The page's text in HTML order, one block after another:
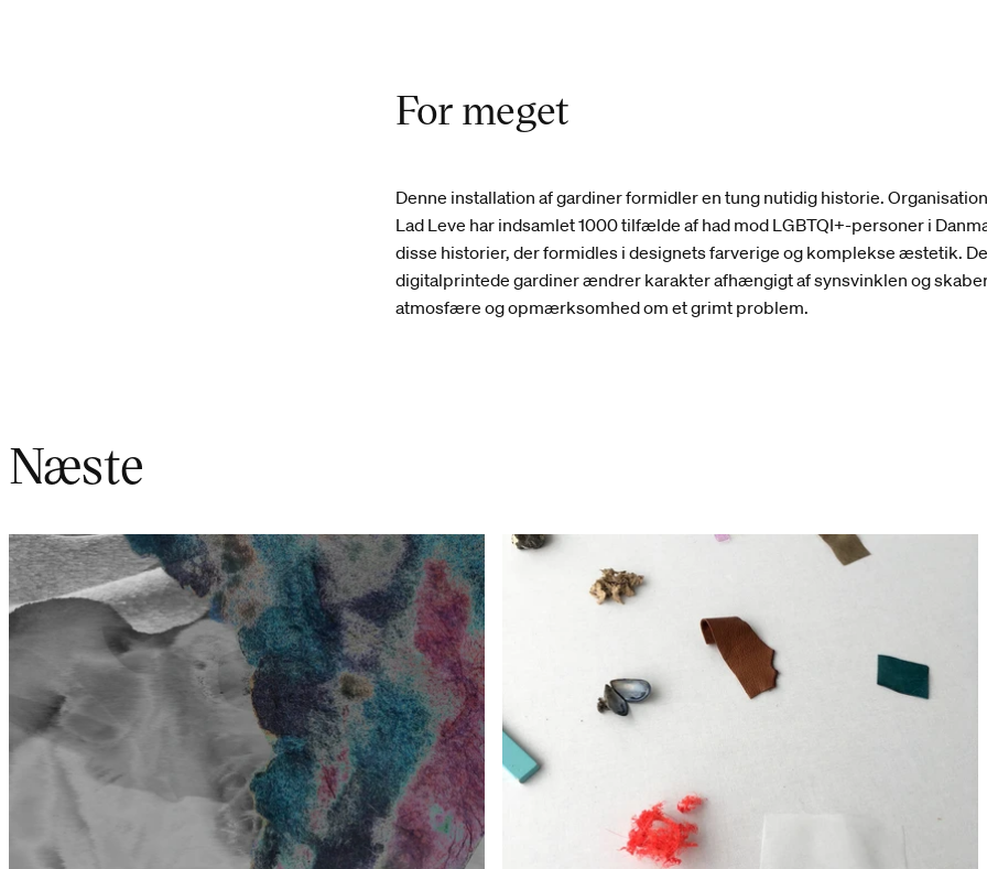
For meget
Denne installation af gardiner formidler en tung nutidig historie.
Lad Leve har indsamlet 1000 tilfælde af had mod LGBTQI+-personer i
disse historier, der formidles i designets farverige og komplekse æstetik. De
digitalprintede gardiner ændrer karakter afhængigt af synsvinklen og
atmosfære og opmærksomhed om et grimt problem.
Næste